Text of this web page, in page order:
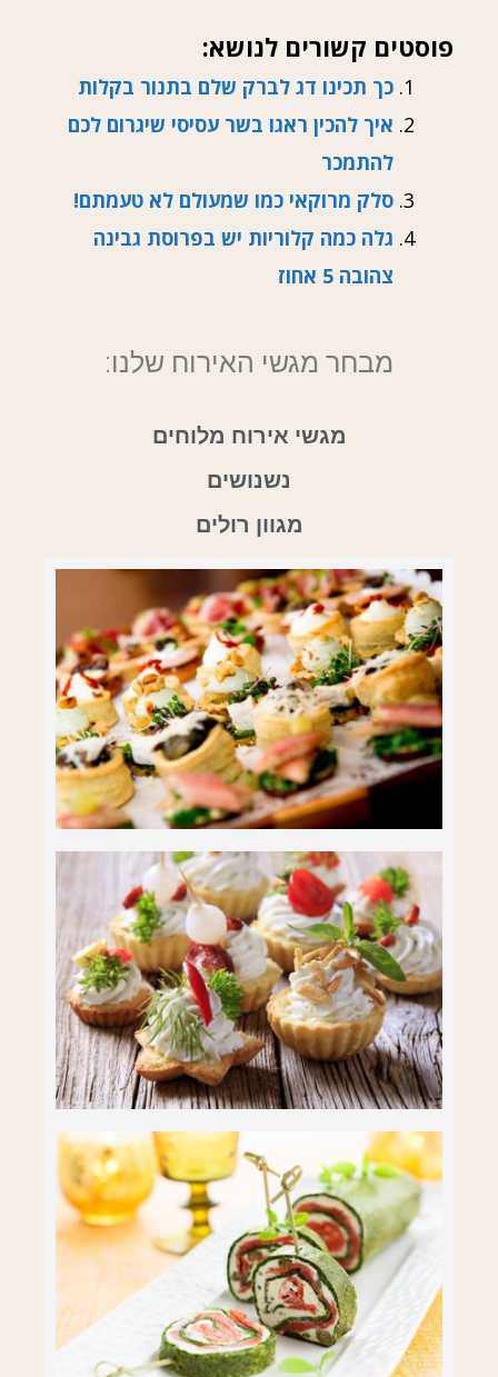
פוסטים קשורים לנושא:
כך תכינו דג לברק שלם בתנור בקלות
איך להכין ראגו בשר עסיסי שיגרום לכם
להתמכר
סלק מרוקאי כמו שמעולם לא טעמתם!
גלה כמה קלוריות יש בפרוסת גבינה
צהובה 5 אחוז
מבחר מגשי האירוח שלנו:
מגשי אירוח מלוחים
נשנושים
מגוון רולים